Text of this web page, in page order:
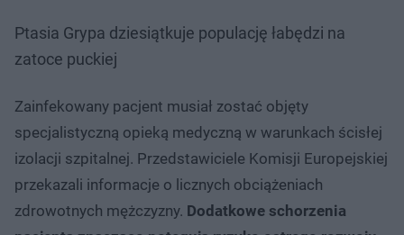
Ptasia Grypa dziesiątkuje populację łabędzi na
zatoce puckiej
Zainfekowany pacjent musiał zostać objęty
specjalistyczną opieką medyczną w warunkach ścisłej
izolacji szpitalnej. Przedstawiciele Komisji Europejskiej
przekazali informacje o licznych obciążeniach
zdrowotnych mężczyzny. Dodatkowe schorzenia